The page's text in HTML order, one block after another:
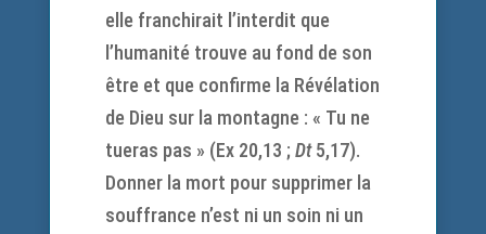
elle franchirait l’interdit que
l’humanité trouve au fond de son
être et que confirme la Révélation
de Dieu sur la montagne : « Tu ne
tueras pas » (Ex 20,13 ; Dt5,17).
Donner la mort pour supprimer la
souffrance n’est ni un soin ni un